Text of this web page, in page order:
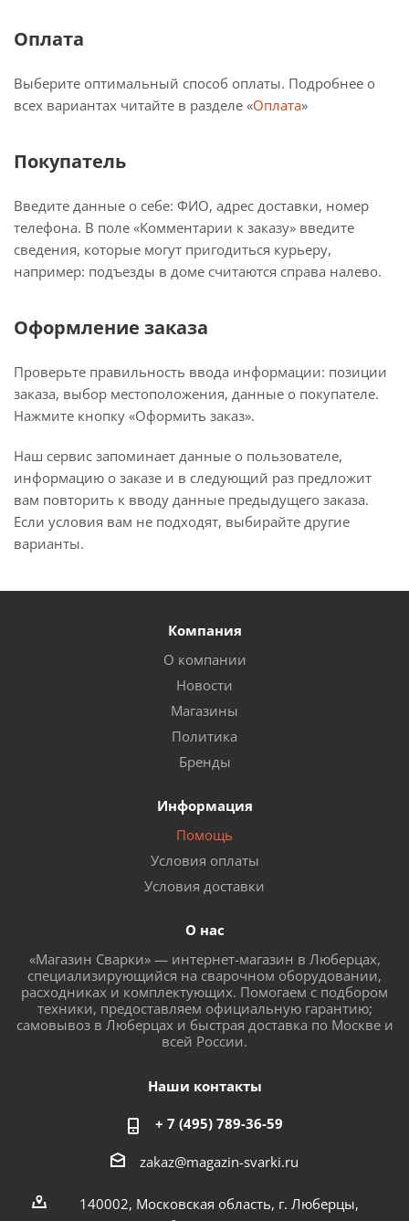
Оплата
Выберите оптимальный способ оплаты. Подробнее о
всех вариантах читайте в разделе «Оплата»
Покупатель
Введите данные о себе: ФИО, адрес доставки, номер
телефона. В поле «Комментарии к заказу» введите
сведения, которые могут пригодиться курьеру,
например: подъезды в доме считаются справа налево.
Оформление заказа
Проверьте правильность ввода информации: позиции
заказа, выбор местоположения, данные о покупателе.
Нажмите кнопку «Оформить заказ».
Наш сервис запоминает данные о пользователе,
информацию о заказе и в следующий раз предложит
вам повторить к вводу данные предыдущего заказа.
Если условия вам не подходят, выбирайте другие
варианты.
Компания
О компании
Новости
Магазины
Политика
Бренды
Информация
Помощь
Условия оплаты
Условия доставки
О нас
«Магазин Сварки» — интернет-магазин в Люберцах,
специализирующийся на сварочном оборудовании,
расходниках и комплектующих. Помогаем с подбором
техники, предоставляем официальную гарантию;
самовывоз в Люберцах и быстрая доставка по Москве и
всей России.
Наши контакты
+ 7 (495) 789-36-59
zakaz@magazin-svarki.ru
140002, Московская область, г. Люберцы,